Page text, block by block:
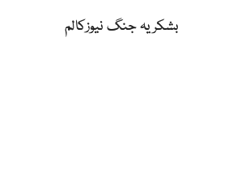
بشکریہ جنگ نیوزکالم